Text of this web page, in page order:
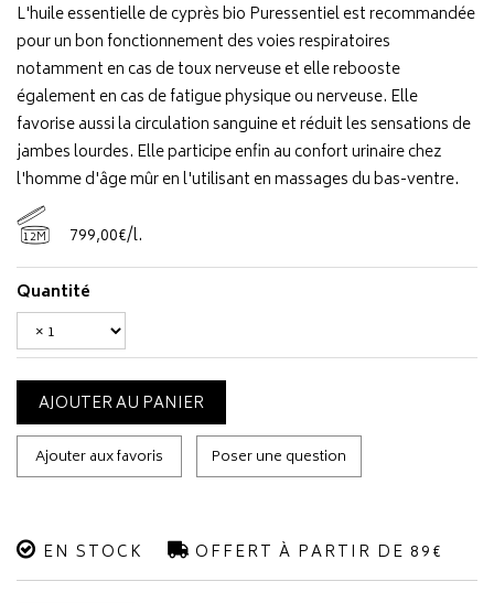
L'huile essentielle de cyprès bio Puressentiel est recommandée
pour un bon fonctionnement des voies respiratoires
notamment en cas de toux nerveuse et elle rebooste
également en cas de fatigue physique ou nerveuse. Elle
favorise aussi la circulation sanguine et réduit les sensations de
jambes lourdes. Elle participe enfin au confort urinaire chez
l'homme d'âge mûr en l'utilisant en massages du bas-ventre.
12M 799,00€/l.
Quantité
AJOUTER AU PANIER
Ajouter aux favoris Poser une question
EN STOCK OFFERT À PARTIR DE 89€